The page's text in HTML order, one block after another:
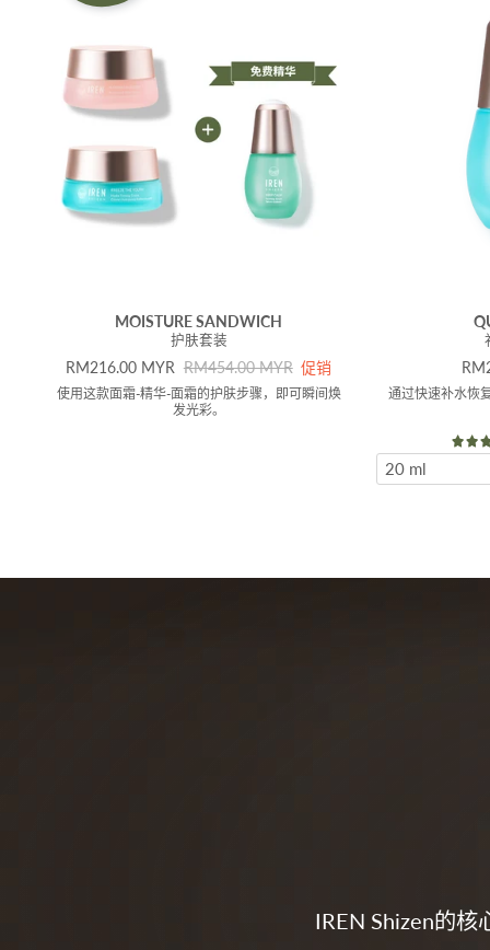
MOISTURE SANDWICH
护肤套装
促销价
RM216.00 MYR 原价
RM454.00 MYR 促销
使用这款面霜-精华-面霜的护肤步骤，即可瞬间焕
发光彩。
原价
通过快速补水恢
20 ml
IREN Shizen的